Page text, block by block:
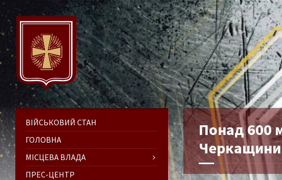
Понад 600
Черкащини
ВІЙСЬКОВИЙ СТАН
ГОЛОВНА
МІСЦЕВА ВЛАДА
ПРЕС-ЦЕНТР